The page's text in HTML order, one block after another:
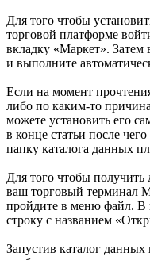
Для того чтобы
торговой платформе
вкладку «Маркет». Затем
и выполните
Если на момент
либо по каким-то
можете установить его
в конце статьи после
папку каталога данных
Для того чтобы получить
ваш торговый терминал
пройдите в меню файл. В
строку с названием
Запустив каталог